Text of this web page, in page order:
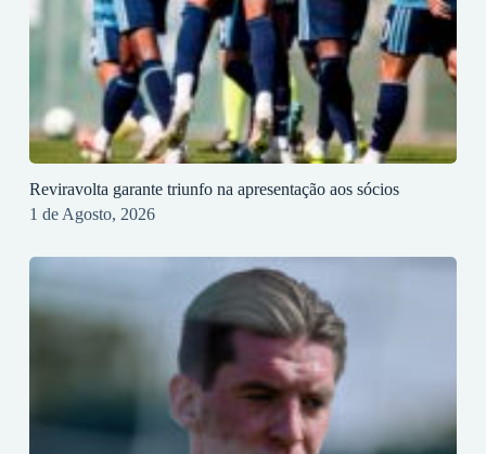
Reviravolta garante triunfo na apresentação aos sócios
1 de Agosto, 2026